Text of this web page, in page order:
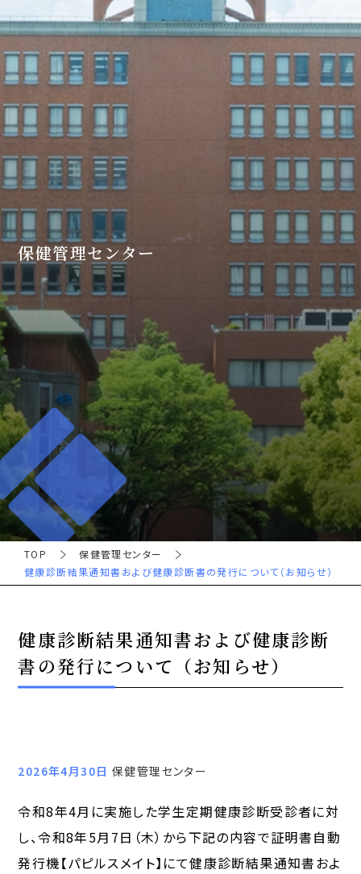
保健管理センター
TOP
保健管理センター
健康診断結果通知書および健康診断書の発行について（お知らせ）
健康診断結果通知書および健康診断
書の発行について（お知らせ）
2026年4月30日 保健管理センター
令和8年4月に実施した学生定期健康診断受診者に対
し、令和8年5月7日（木）から下記の内容で証明書自動
発行機【パピルスメイト】にて健康診断結果通知書およ